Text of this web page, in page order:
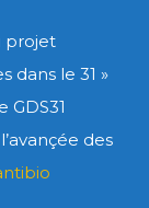
projet
dans le 31 »
des